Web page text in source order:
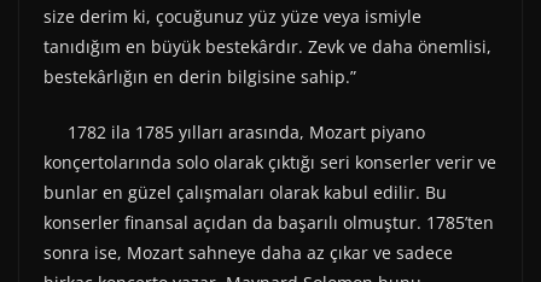
size derim ki, çocuğunuz yüz yüze veya ismiyle
tanıdığım en büyük bestekârdır. Zevk ve daha önemlisi,
bestekârlığın en derin bilgisine sahip.”
1782 ila 1785 yılları arasında, Mozart piyano
konçertolarında solo olarak çıktığı seri konserler verir ve
bunlar en güzel çalışmaları olarak kabul edilir. Bu
konserler finansal açıdan da başarılı olmuştur. 1785’ten
sonra ise, Mozart sahneye daha az çıkar ve sadece